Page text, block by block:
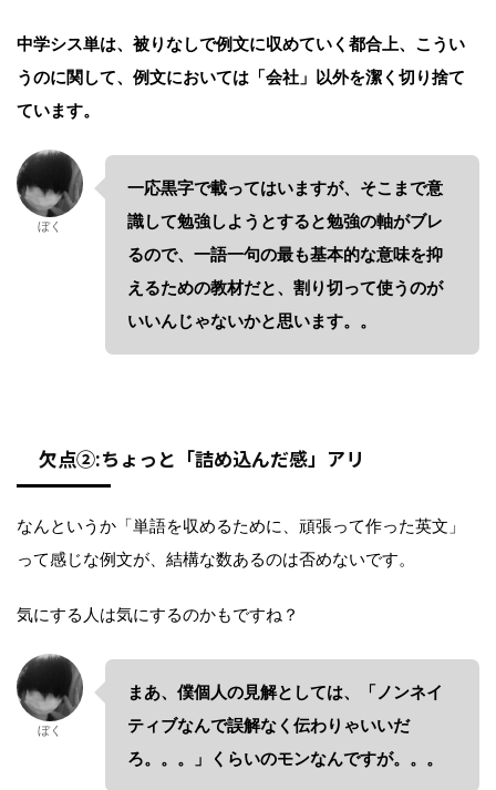
中学シス単は、被りなしで例文に収めていく都合上、こうい
うのに関して、例文においては「会社」以外を潔く切り捨て
ています。
ぼく
一応黒字で載ってはいますが、そこまで意
識して勉強しようとすると勉強の軸がブレ
るので、一語一句の最も基本的な意味を抑
えるための教材だと、割り切って使うのが
いいんじゃないかと思います。。
欠点②:ちょっと「詰め込んだ感」アリ
なんというか「単語を収めるために、頑張って作った英文」
って感じな例文が、結構な数あるのは否めないです。
気にする人は気にするのかもですね？
ぼく
まあ、僕個人の見解としては、「ノンネイ
ティブなんで誤解なく伝わりゃいいだ
ろ。。。」くらいのモンなんですが。。。